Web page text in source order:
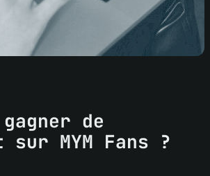
gagner de
MYM Fans ?